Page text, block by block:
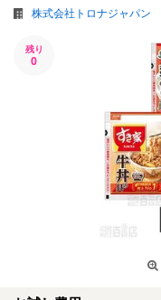
株式会社トロナジャパン
残り
0